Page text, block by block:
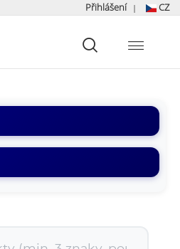
Přihlášení | CZ